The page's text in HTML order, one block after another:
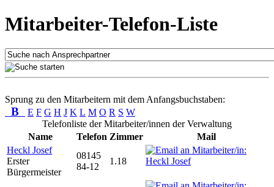
Mitarbeiter-Telefon-Liste
Sprung zu den Mitarbeitern mit dem Anfangsbuchstaben:
B E F G H J K L M O R S W
Telefonliste der Mitarbeiter/innen der Verwaltung
Name
Telefon Zimmer
Mail
Heckl Josef
Erster
Bürgermeister
08145
84-12
1.18